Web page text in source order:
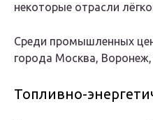
некоторые отрасли
Среди промышленных
города Москва,
Топливно-